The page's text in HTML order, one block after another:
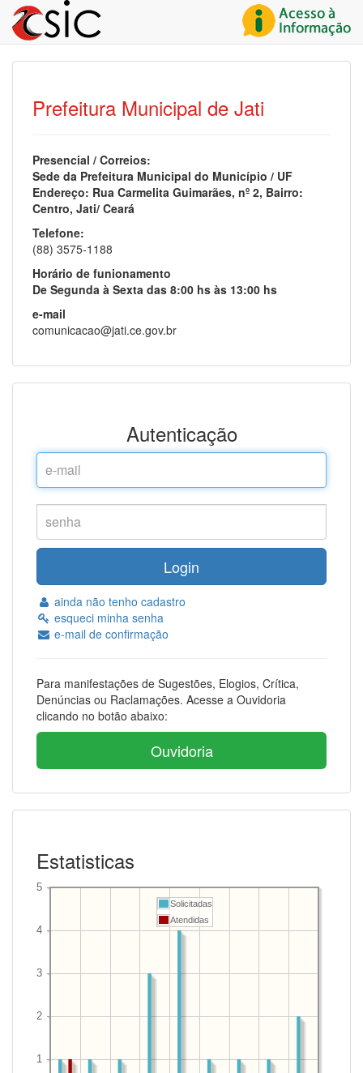
Prefeitura Municipal de Jati
Presencial / Correios:
Sede da Prefeitura Municipal do Município / UF
Endereço: Rua Carmelita Guimarães, nº 2, Bairro:
Centro, Jati/ Ceará
Telefone:
(88) 3575-1188
Horário de funionamento
De Segunda à Sexta das 8:00 hs às 13:00 hs
e-mail
comunicacao@jati.ce.gov.br
Autenticação
Email
address
ainda não tenho cadastro
esqueci minha senha
e-mail de confirmação
Para manifestações de Sugestões, Elogios, Crítica,
Denúncias ou Raclamações. Acesse a Ouvidoria
clicando no botão abaixo:
Ouvidoria
Estatisticas
Solicitadas
Atendidas